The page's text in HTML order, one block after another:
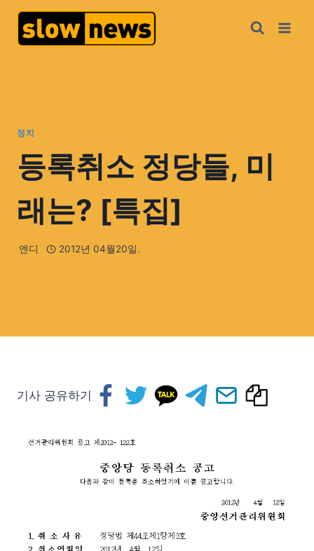
정치
등록취소 정당들, 미
래는? [특집]
엔디 2012년 04월20일.
기사 공유하기